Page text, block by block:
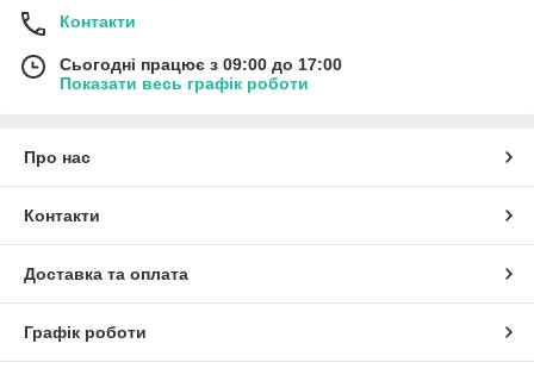
Контакти
Сьогодні працює з 09:00 до 17:00
Показати весь графік роботи
Про нас
Контакти
Доставка та оплата
Графік роботи